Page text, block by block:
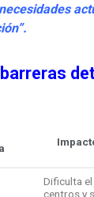
Dificulta
centros y